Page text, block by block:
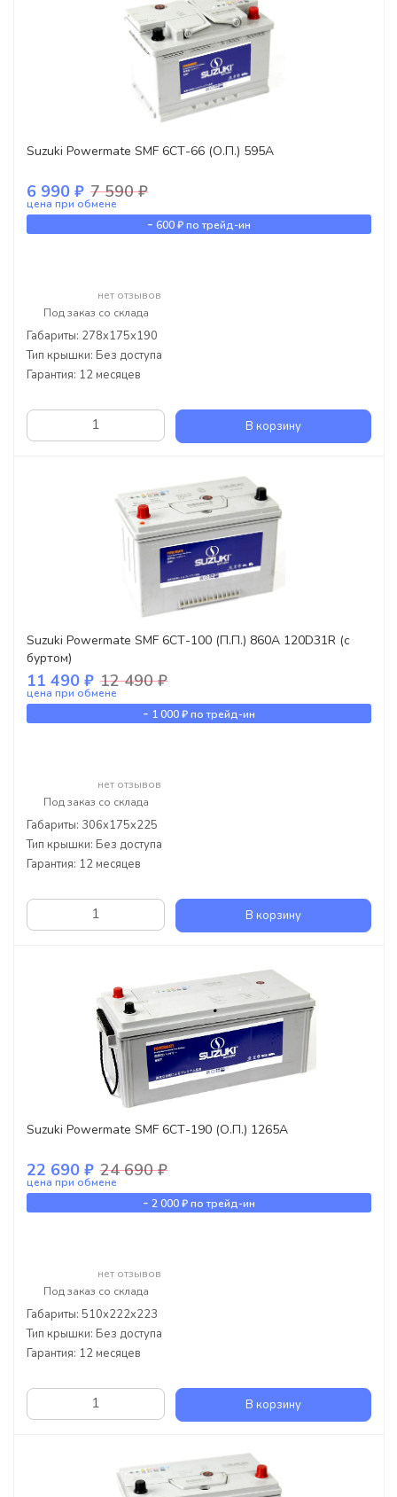
Suzuki Powermate SMF 6СТ-66 (О.П.) 595А
6 990 ₽ 7 590 ₽
цена при обмене
- 600 ₽по трейд-ин
нет отзывов
Под заказ со склада
Габариты: 278x175x190
Тип крышки: Без доступа
Гарантия: 12 месяцев
В корзину
Suzuki Powermate SMF 6СТ-100 (П.П.) 860А 120D31R (с
буртом)
11 490 ₽ 12 490 ₽
цена при обмене
- 1 000 ₽по трейд-ин
нет отзывов
Под заказ со склада
Габариты: 306x175x225
Тип крышки: Без доступа
Гарантия: 12 месяцев
В корзину
Suzuki Powermate SMF 6СТ-190 (О.П.) 1265А
22 690 ₽ 24 690 ₽
цена при обмене
- 2 000 ₽по трейд-ин
нет отзывов
Под заказ со склада
Габариты: 510x222x223
Тип крышки: Без доступа
Гарантия: 12 месяцев
В корзину